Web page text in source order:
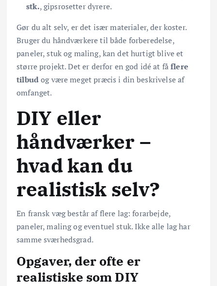
stk., gipsrosetter dyrere.
Gør du alt selv, er det især materialer, der koster.
Bruger du håndværkere til både forberedelse,
paneler, stuk og maling, kan det hurtigt blive et
større projekt. Det er derfor en god idé at fåflere
tilbudog være meget præcis i din beskrivelse af
omfanget.
DIY eller
håndværker –
hvad kan du
realistisk selv?
En fransk væg består af flere lag: forarbejde,
paneler, maling og eventuel stuk. Ikke alle lag har
samme sværhedsgrad.
Opgaver, der ofte er
realistiske som DIY